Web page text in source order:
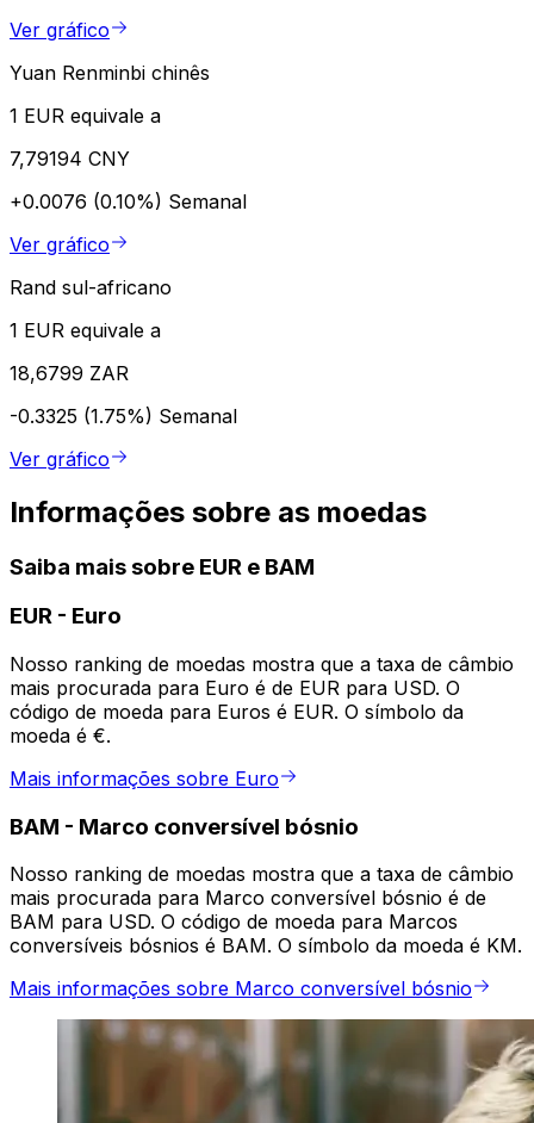
Ver gráfico
Yuan Renminbi chinês
1 EUR equivale a
7,79194 CNY
+0.0076 (0.10%) Semanal
Ver gráfico
Rand sul-africano
1 EUR equivale a
18,6799 ZAR
-0.3325 (1.75%) Semanal
Ver gráfico
Informações sobre as moedas
Saiba mais sobre EUR e BAM
EUR - Euro
Nosso ranking de moedas mostra que a taxa de câmbio
mais procurada para Euro é de EUR para USD. O
código de moeda para Euros é EUR. O símbolo da
moeda é €.
Mais informações sobre Euro
BAM - Marco conversível bósnio
Nosso ranking de moedas mostra que a taxa de câmbio
mais procurada para Marco conversível bósnio é de
BAM para USD. O código de moeda para Marcos
conversíveis bósnios é BAM. O símbolo da moeda é KM.
Mais informações sobre Marco conversível bósnio